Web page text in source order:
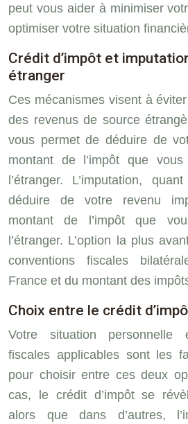
peut vous aider à minimiser
optimiser votre situation
Crédit d’impôt et
étranger
Ces mécanismes visent à
des revenus de source
vous permet de déduire de
montant de l’impôt que
l’étranger. L’imputation,
déduire de votre revenu
montant de l’impôt que
l’étranger. L’option la plus
conventions fiscales
France et du montant des
Choix entre le crédit
Votre situation personnelle
fiscales applicables sont les
pour choisir entre ces deux
cas, le crédit d’impôt se
alors que dans d’autres,